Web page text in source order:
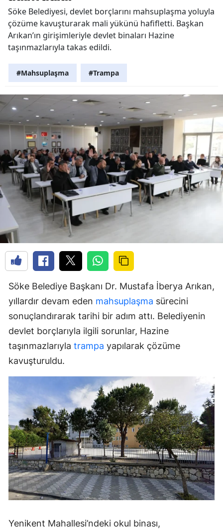
Söke Belediyesi, devlet borçlarını mahsuplaşma yoluyla
çözüme kavuşturarak mali yükünü hafifletti. Başkan
Arıkan’ın girişimleriyle devlet binaları Hazine
taşınmazlarıyla takas edildi.
#Mahsuplaşma #Trampa
Söke Belediye Başkanı Dr. Mustafa İberya Arıkan,
yıllardır devam eden mahsuplaşma sürecini
sonuçlandırarak tarihi bir adım attı. Belediyenin
devlet borçlarıyla ilgili sorunlar, Hazine
taşınmazlarıyla trampa yapılarak çözüme
kavuşturuldu.
Yenikent Mahallesi’ndeki okul binası,